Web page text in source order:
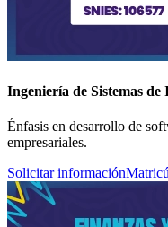
Ingeniería de Sistemas
Énfasis en desarrollo de
empresariales.
Solicitar información